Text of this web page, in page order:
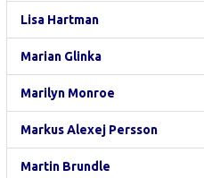
Lisa Hartman
Marian Glinka
Marilyn Monroe
Markus Alexej Persson
Martin Brundle